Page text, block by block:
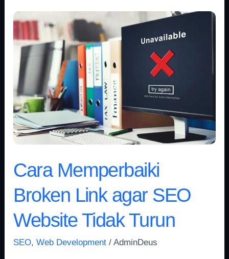
Cara Memperbaiki
Broken Link agar SEO
Website Tidak Turun
SEO,Web Development /AdminDeus
Cara
Memperbaiki
Broken
Link
agar
SEO
Website
Tidak
Turun